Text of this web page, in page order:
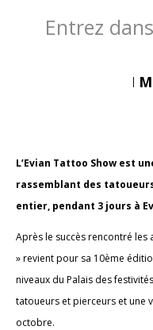
Entrez
|
L’Evian Tattoo Show est
rassemblant des
entier, pendant 3 jours à
Après le succès rencontré les
» revient pour sa 10ème
niveaux du Palais des
tatoueurs et pierceurs et une
octobre.